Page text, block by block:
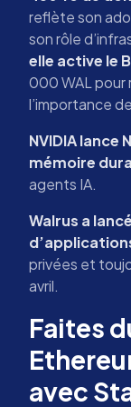
reflète son
son rôle
elle active le
000 WAL pour
l’importance
NVIDIA lance
mémoire
agents IA.
Walrus a
privées et
avril.
Faites
avec